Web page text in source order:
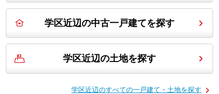
学区近辺の中古一戸建てを探す
学区近辺の土地を探す
学区近辺のすべての一戸建て・土地を探す